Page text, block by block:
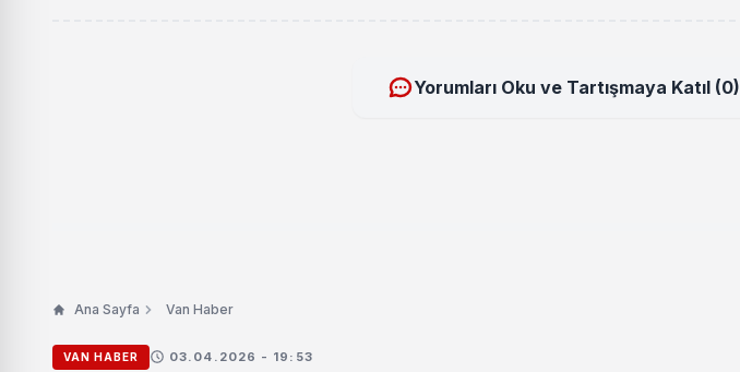
Yorumları Oku ve Tartışmaya Katıl (0)
Ana Sayfa Van Haber
VAN HABER 03.04.2026 - 19:53